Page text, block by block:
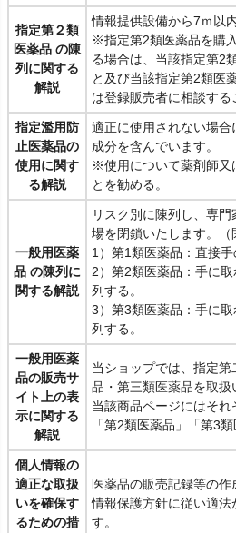
指定第２類
医薬品 の陳
列に関する
解説
情報提供設備から7ｍ以
※指定第2類医薬品を購
る場合は、当該指定第2
と及び当該指定第2類医
は登録販売者に相談する
指定濫用防
止医薬品の
使用に関す
る解説
適正に使用されない場
成分を含んでいます。
※使用について薬剤師又
とを勧める。
一般用医薬
品 の陳列に
関する解説
リスク別に陳列し、専
場を閉鎖いたします。（
1）第1類医薬品：直接手
2）第2類医薬品：手に
列する。
3）第3類医薬品：手に
列する。
一般用医薬
品の販売サ
イト上の表
示に関する
解説
当ショップでは、指定
品・第三類医薬品を取扱
当該商品ページにはそれ
「第2類医薬品」「第3
個人情報の
適正な取扱
いを確保す
るための措
医薬品の販売記録等の
情報保護方針に従い適法
す。